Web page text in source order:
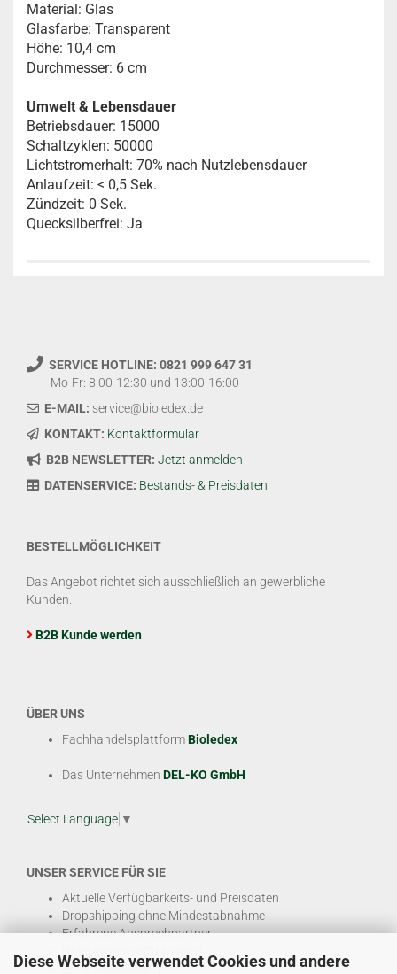
Diese Webseite verwendet Cookies und andere
Material: Glas
Glasfarbe: Transparent
Höhe: 10,4 cm
Durchmesser: 6 cm
Umwelt & Lebensdauer
Betriebsdauer: 15000
Schaltzyklen: 50000
Lichtstromerhalt: 70% nach Nutzlebensdauer
Anlaufzeit: < 0,5 Sek.
Zündzeit: 0 Sek.
Quecksilberfrei: Ja
SERVICE HOTLINE: 0821 999 647 31
Mo-Fr: 8:00-12:30 und 13:00-16:00
E-MAIL: service@bioledex.de
KONTAKT: Kontaktformular
B2B NEWSLETTER: Jetzt anmelden
DATENSERVICE: Bestands- & Preisdaten
BESTELLMÖGLICHKEIT
Das Angebot richtet sich ausschließlich an gewerbliche
Kunden.
B2B Kunde werden
ÜBER UNS
FachhandelsplattformBioledex
Das Unternehmen DEL-KO GmbH
Select Language ▼
UNSER SERVICE FÜR SIE
Aktuelle Verfügbarkeits- und Preisdaten
Dropshipping ohne Mindestabnahme
Erfahrene Ansprechpartner
Hohe Warenverfügbarkeit
EDI & E-Rechnung